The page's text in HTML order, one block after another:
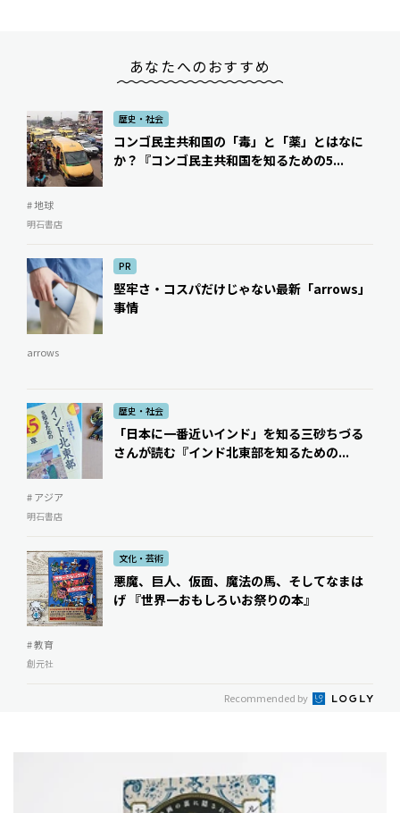
あなたへのおすすめ
歴史・社会
コンゴ民主共和国の「毒」と「薬」とはなに
か？――『コンゴ民主共和国を知るための5...
# 地球
明石書店
PR
堅牢さ・コスパだけじゃない最新「arrows」
事情
arrows
歴史・社会
「日本に一番近いインド」を知る――三砂ちづる
さんが読む『インド北東部を知るための...
# アジア
明石書店
文化・芸術
悪魔、巨人、仮面、魔法の馬、そしてなまは
げ 『世界一おもしろいお祭りの本』
# 教育
創元社
Recommended by